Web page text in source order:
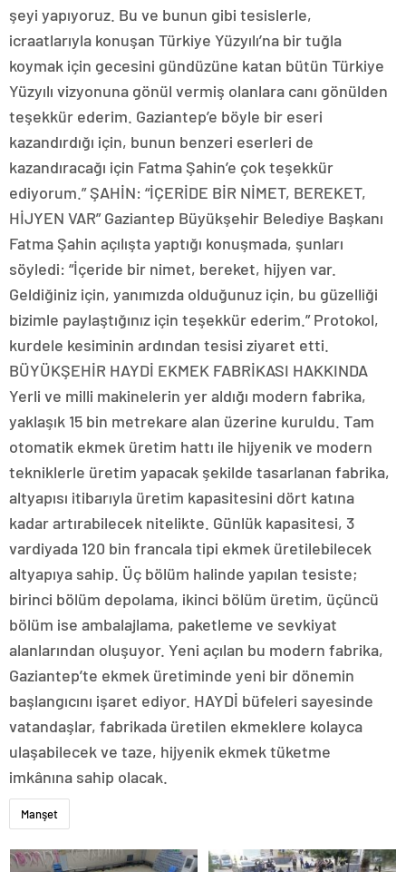
şeyi yapıyoruz. Bu ve bunun gibi tesislerle,
icraatlarıyla konuşan Türkiye Yüzyılı’na bir tuğla
koymak için gecesini gündüzüne katan bütün Türkiye
Yüzyılı vizyonuna gönül vermiş olanlara canı gönülden
teşekkür ederim. Gaziantep’e böyle bir eseri
kazandırdığı için, bunun benzeri eserleri de
kazandıracağı için Fatma Şahin’e çok teşekkür
ediyorum.” ŞAHİN: “İÇERİDE BİR NİMET, BEREKET,
HİJYEN VAR” Gaziantep Büyükşehir Belediye Başkanı
Fatma Şahin açılışta yaptığı konuşmada, şunları
söyledi: “İçeride bir nimet, bereket, hijyen var.
Geldiğiniz için, yanımızda olduğunuz için, bu güzelliği
bizimle paylaştığınız için teşekkür ederim.” Protokol,
kurdele kesiminin ardından tesisi ziyaret etti.
BÜYÜKŞEHİR HAYDİ EKMEK FABRİKASI HAKKINDA
Yerli ve milli makinelerin yer aldığı modern fabrika,
yaklaşık 15 bin metrekare alan üzerine kuruldu. Tam
otomatik ekmek üretim hattı ile hijyenik ve modern
tekniklerle üretim yapacak şekilde tasarlanan fabrika,
altyapısı itibarıyla üretim kapasitesini dört katına
kadar artırabilecek nitelikte. Günlük kapasitesi, 3
vardiyada 120 bin francala tipi ekmek üretilebilecek
altyapıya sahip. Üç bölüm halinde yapılan tesiste;
birinci bölüm depolama, ikinci bölüm üretim, üçüncü
bölüm ise ambalajlama, paketleme ve sevkiyat
alanlarından oluşuyor. Yeni açılan bu modern fabrika,
Gaziantep’te ekmek üretiminde yeni bir dönemin
başlangıcını işaret ediyor. HAYDİ büfeleri sayesinde
vatandaşlar, fabrikada üretilen ekmeklere kolayca
ulaşabilecek ve taze, hijyenik ekmek tüketme
imkânına sahip olacak.
Manşet